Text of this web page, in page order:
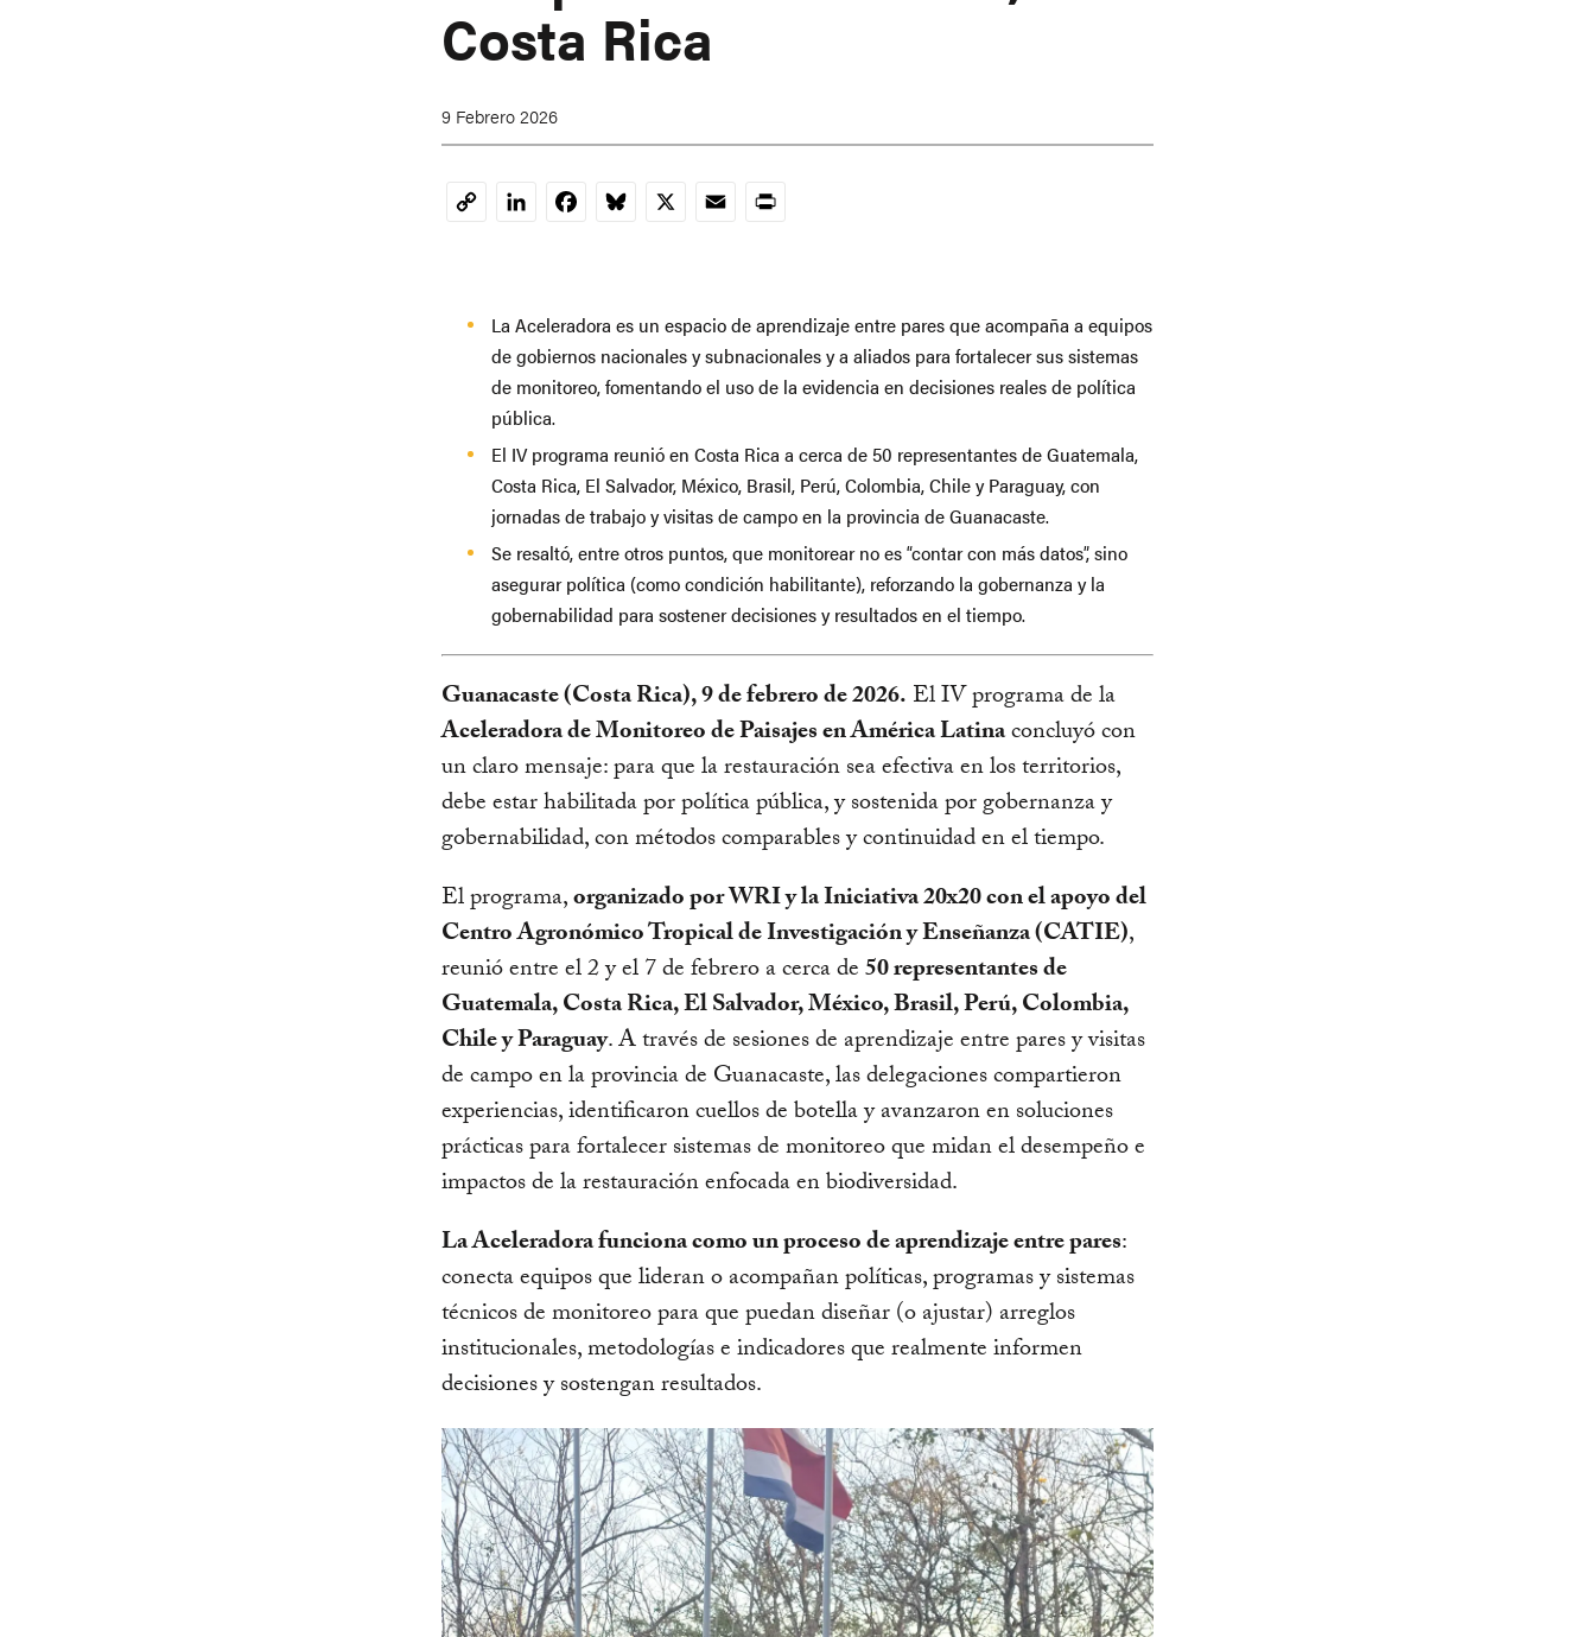
Costa Rica
9 Febrero 2026
CopyLinkedInFacebookBluesky
X EmailPrint
La Aceleradora es un espacio de aprendizaje entre pares que acompaña a equipos
de gobiernos nacionales y subnacionales y a aliados para fortalecer sus sistemas
de monitoreo, fomentando el uso de la evidencia en decisiones reales de política
pública.
El IV programa reunió en Costa Rica a cerca de 50 representantes de Guatemala,
Costa Rica, El Salvador, México, Brasil, Perú, Colombia, Chile y Paraguay, con
jornadas de trabajo y visitas de campo en la provincia de Guanacaste.
Se resaltó, entre otros puntos, que monitorear no es “contar con más datos”, sino
asegurar política (como condición habilitante), reforzando la gobernanza y la
gobernabilidad para sostener decisiones y resultados en el tiempo.
Guanacaste (Costa Rica), 9 de febrero de 2026. El IV programa de la
Aceleradora de Monitoreo de Paisajes en América Latinaconcluyó con
un claro mensaje: para que la restauración sea efectiva en los territorios,
debe estar habilitada por política pública, y sostenida por gobernanza y
gobernabilidad, con métodos comparables y continuidad en el tiempo.
El programa,organizado por WRI y la Iniciativa 20x20 con el apoyo del
Centro Agronómico Tropical de Investigación y Enseñanza (CATIE),
reunió entre el 2 y el 7 de febrero a cerca de50 representantes de
Guatemala, Costa Rica, El Salvador, México, Brasil, Perú, Colombia,
Chile y Paraguay. A través de sesiones de aprendizaje entre pares y visitas
de campo en la provincia de Guanacaste, las delegaciones compartieron
experiencias, identificaron cuellos de botella y avanzaron en soluciones
prácticas para fortalecer sistemas de monitoreo que midan el desempeño e
impactos de la restauración enfocada en biodiversidad.
La Aceleradora funciona como un proceso de aprendizaje entre pares:
conecta equipos que lideran o acompañan políticas, programas y sistemas
técnicos de monitoreo para que puedan diseñar (o ajustar) arreglos
institucionales, metodologías e indicadores que realmente informen
decisiones y sostengan resultados.